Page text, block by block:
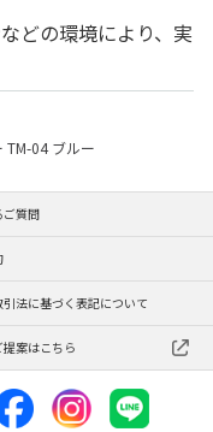
どの環境により、実
TM-04 ブルー
ご質問
法に基づく表記について
案はこちら